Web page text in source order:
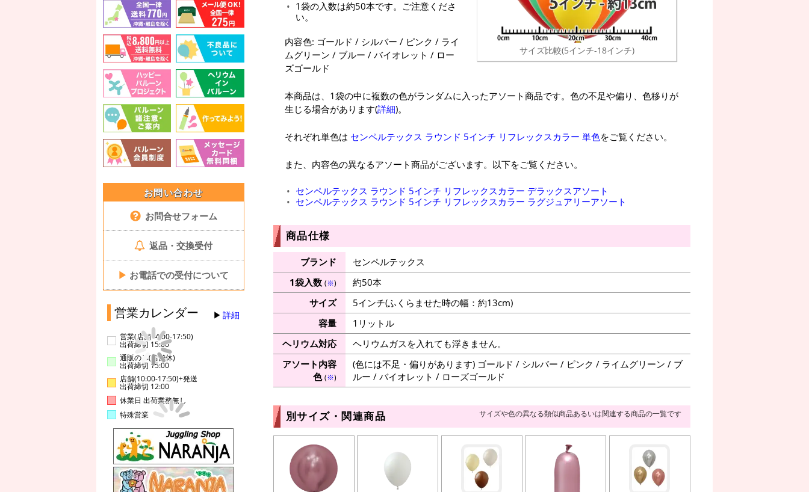
お問い合わせ
お問合せフォーム
返品・交換受付
▶ お電話での受付について
営業カレンダー 詳細
営業(店舗14:00-17:50)
出荷締切 15:00
通販のみ(店舗休)
出荷締切 15:00
店舗(10:00-17:50)+発送
出荷締切 12:00
休業日 出荷業務無し
特殊営業
サイズ比較(5インチ-18インチ)
1袋の入数は約50本です。ご注意くださ
い。
内容色: ゴールド / シルバー / ピンク / ライ
ムグリーン / ブルー / バイオレット / ロー
ズゴールド
本商品は、1袋の中に複数の色がランダムに入ったアソート商品です。色の不足や偏り、色移りが
生じる場合があります(詳細)。
それぞれ単色は センペルテックス ラウンド 5インチ リフレックスカラー 単色をご覧ください。
また、内容色の異なるアソート商品がございます。以下をご覧ください。
センペルテックス ラウンド 5インチ リフレックスカラー デラックスアソート
センペルテックス ラウンド 5インチ リフレックスカラー ラグジュアリーアソート
商品仕様
ブランド
センペルテックス
1袋入数 (※)
約50本
サイズ
5インチ(ふくらませた時の幅：約13cm)
容量
1リットル
ヘリウム対応
ヘリウムガスを入れても浮きません。
アソート内容
色(※)
(色には不足・偏りがあります) ゴールド / シルバー / ピンク / ライムグリーン / ブ
ルー / バイオレット / ローズゴールド
別サイズ・関連商品 サイズや色の異なる類似商品あるいは関連する商品の一覧です